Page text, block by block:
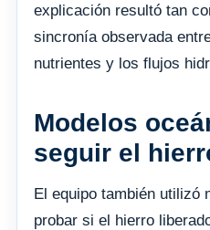
explicación resultó tan
sincronía observada
nutrientes y los flujos
Modelos
seguir el
El equipo también utilizó
probar si el hierro